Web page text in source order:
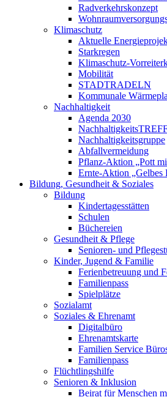
Radverkehrskonzept
Klimaschutz
Aktuelle
Starkregen
Klimaschutz-
Mobilität
STADTRADELN
Kommunale
Nachhaltigkeit
Agenda 2030
Nachhaltigkeitsgruppe
Abfallvermeidung
Pflanz-Aktion „Pott
Ernte-Aktion „Gelbes
Bildung, Gesundheit & Soziales
Bildung
Kindertagesstätten
Schulen
Büchereien
Gesundheit & Pflege
Senioren- und
Kinder, Jugend & Familie
Ferienbetreuung und
Familienpass
Spielplätze
Sozialamt
Soziales & Ehrenamt
Digitalbüro
Ehrenamtskarte
Familien Service
Familienpass
Flüchtlingshilfe
Senioren & Inklusion
Beirat für Menschen